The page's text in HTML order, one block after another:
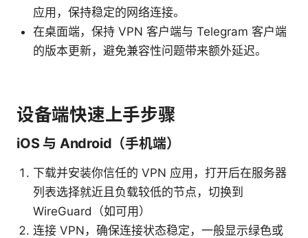
应用，保持稳定的网络连接。
在桌面端，保持 VPN 客户端与 Telegram 客户端
的版本更新，避免兼容性问题带来额外延迟。
设备端快速上手步骤
iOS 与 Android（手机端）
下载并安装你信任的 VPN 应用，打开后在服务器
列表选择就近且负载较低的节点，切换到
WireGuard（如可用）
连接 VPN，确保连接状态稳定，一般显示绿色或